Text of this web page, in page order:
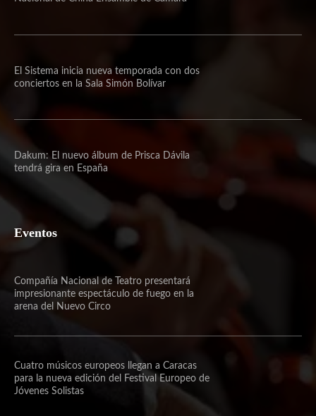
El Sistema inicia nueva temporada con dos
conciertos en la Sala Simón Bolívar
Dakum: El nuevo álbum de Prisca Dávila
tendrá gira en España
Eventos
Compañía Nacional de Teatro presentará
impresionante espectáculo de fuego en la
arena del Nuevo Circo
Cuatro músicos europeos llegan a Caracas
para la nueva edición del Festival Europeo de
Jóvenes Solistas